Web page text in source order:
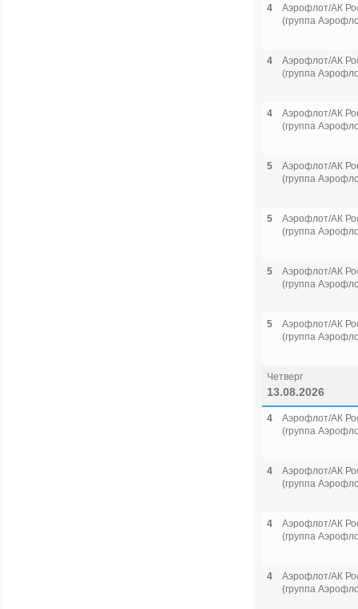
4
Аэрофлот/АК
(группа
4
Аэрофлот/АК
(группа
4
Аэрофлот/АК
(группа
5
Аэрофлот/АК
(группа
5
Аэрофлот/АК
(группа
5
Аэрофлот/АК
(группа
5
Аэрофлот/АК
(группа
Четверг
13.08.2026
4
Аэрофлот/АК
(группа
4
Аэрофлот/АК
(группа
4
Аэрофлот/АК
(группа
4
Аэрофлот/АК
(группа